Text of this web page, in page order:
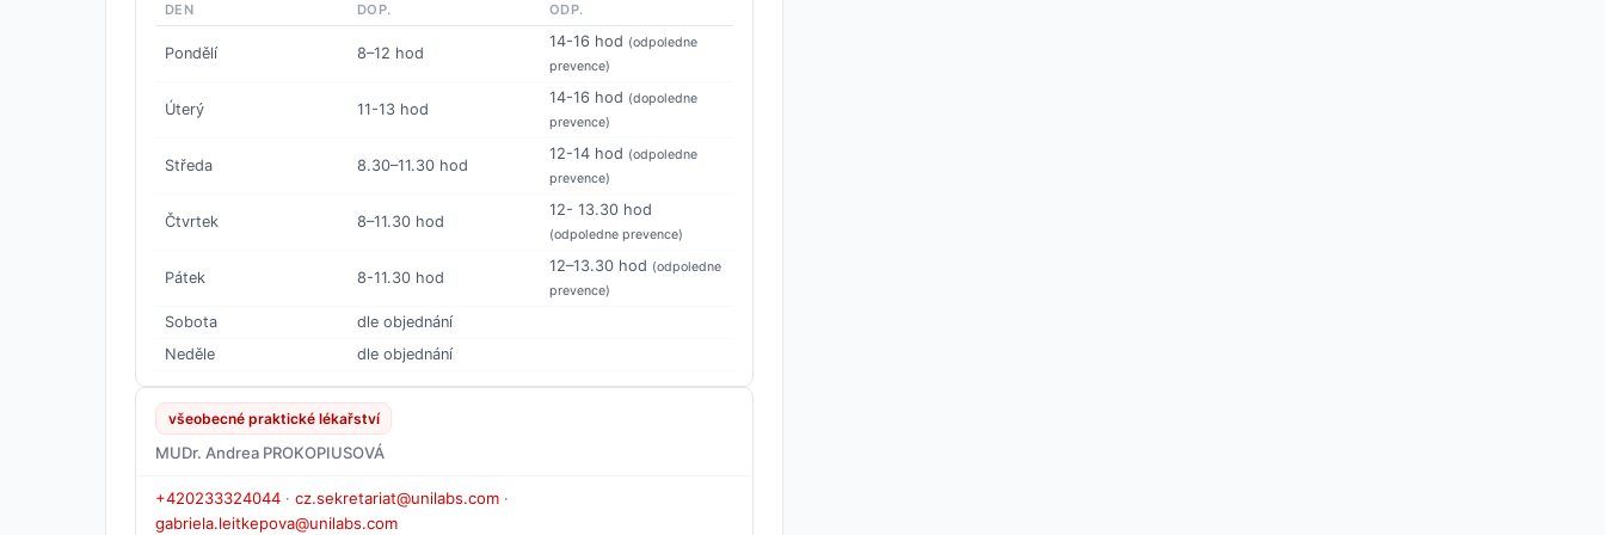
DEN DOP. ODP.
Pondělí 8–12 hod
14-16 hod (odpoledne
prevence)
Úterý 11-13 hod
14-16 hod (dopoledne
prevence)
Středa 8.30–11.30 hod
12-14 hod (odpoledne
prevence)
Čtvrtek 8–11.30 hod
12- 13.30 hod
(odpoledne prevence)
Pátek 8-11.30 hod
12–13.30 hod (odpoledne
prevence)
Sobota
dle objednání
Neděle
dle objednání
všeobecné praktické lékařství
MUDr. Andrea PROKOPIUSOVÁ
+420233324044 · cz.sekretariat@unilabs.com ·
gabriela.leitkepova@unilabs.com